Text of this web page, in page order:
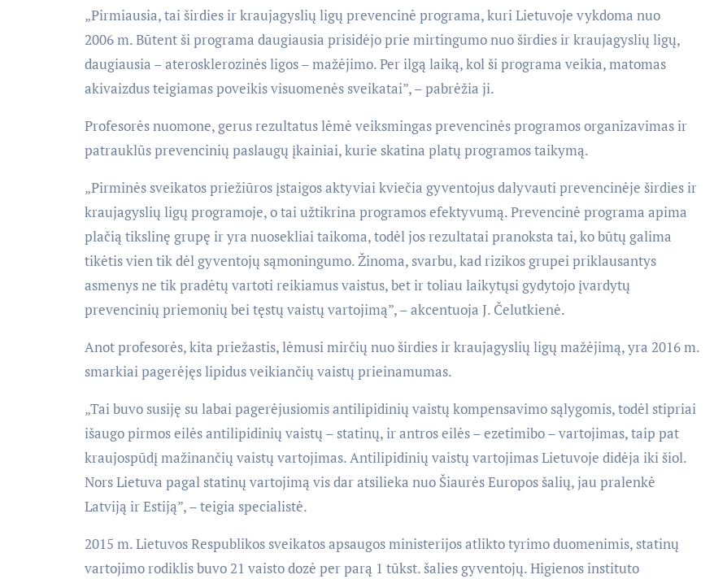
„Pirmiausia, tai širdies ir kraujagyslių ligų prevencinė programa, kuri Lietuvoje vykdoma nuo
2006 m. Būtent ši programa daugiausia prisidėjo prie mirtingumo nuo širdies ir kraujagyslių ligų,
daugiausia – aterosklerozinės ligos – mažėjimo. Per ilgą laiką, kol ši programa veikia, matomas
akivaizdus teigiamas poveikis visuomenės sveikatai”, – pabrėžia ji.
Profesorės nuomone, gerus rezultatus lėmė veiksmingas prevencinės programos organizavimas ir
patrauklūs prevencinių paslaugų įkainiai, kurie skatina platų programos taikymą.
„Pirminės sveikatos priežiūros įstaigos aktyviai kviečia gyventojus dalyvauti prevencinėje širdies ir
kraujagyslių ligų programoje, o tai užtikrina programos efektyvumą. Prevencinė programa apima
plačią tikslinę grupę ir yra nuosekliai taikoma, todėl jos rezultatai pranoksta tai, ko būtų galima
tikėtis vien tik dėl gyventojų sąmoningumo. Žinoma, svarbu, kad rizikos grupei priklausantys
asmenys ne tik pradėtų vartoti reikiamus vaistus, bet ir toliau laikytųsi gydytojo įvardytų
prevencinių priemonių bei tęstų vaistų vartojimą”, – akcentuoja J. Čelutkienė.
Anot profesorės, kita priežastis, lėmusi mirčių nuo širdies ir kraujagyslių ligų mažėjimą, yra 2016 m.
smarkiai pagerėjęs lipidus veikiančių vaistų prieinamumas.
„Tai buvo susiję su labai pagerėjusiomis antilipidinių vaistų kompensavimo sąlygomis, todėl stipriai
išaugo pirmos eilės antilipidinių vaistų – statinų, ir antros eilės – ezetimibo – vartojimas, taip pat
kraujospūdį mažinančių vaistų vartojimas. Antilipidinių vaistų vartojimas Lietuvoje didėja iki šiol.
Nors Lietuva pagal statinų vartojimą vis dar atsilieka nuo Šiaurės Europos šalių, jau pralenkė
Latviją ir Estiją”, – teigia specialistė.
2015 m. Lietuvos Respublikos sveikatos apsaugos ministerijos atlikto tyrimo duomenimis, statinų
vartojimo rodiklis buvo 21 vaisto dozė per parą 1 tūkst. šalies gyventojų. Higienos instituto